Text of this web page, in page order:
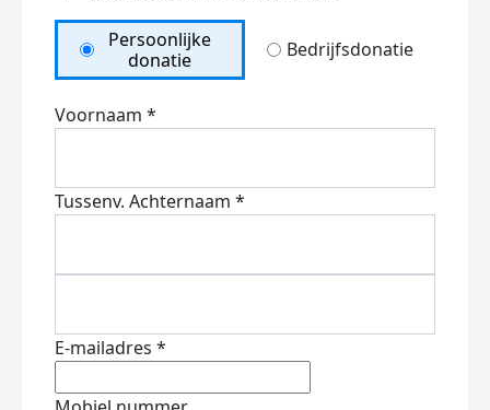
Persoonlijke
donatie
Bedrijfsdonatie
Voornaam *
Tussenv. Achternaam *
E-mailadres *